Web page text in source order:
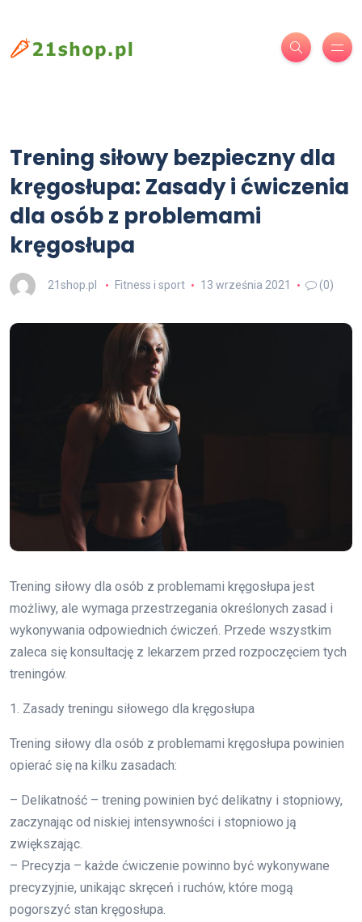
Trening siłowy bezpieczny dla
kręgosłupa: Zasady i ćwiczenia
dla osób z problemami
kręgosłupa
21shop.pl Fitness i sport 13 września 2021 (0)
Trening siłowy dla osób z problemami kręgosłupa jest
możliwy, ale wymaga przestrzegania określonych zasad i
wykonywania odpowiednich ćwiczeń. Przede wszystkim
zaleca się konsultację z lekarzem przed rozpoczęciem tych
treningów.
1. Zasady treningu siłowego dla kręgosłupa
Trening siłowy dla osób z problemami kręgosłupa powinien
opierać się na kilku zasadach:
– Delikatność – trening powinien być delikatny i stopniowy,
zaczynając od niskiej intensywności i stopniowo ją
zwiększając.
– Precyzja – każde ćwiczenie powinno być wykonywane
precyzyjnie, unikając skręceń i ruchów, które mogą
pogorszyć stan kręgosłupa.